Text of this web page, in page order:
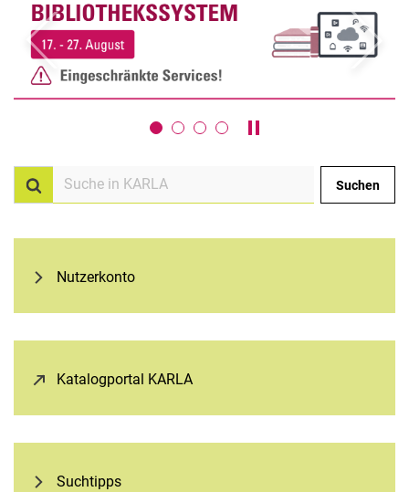
Karussell anhalten /
zurück weiter
Suche im Katalogportal KARLA
Suchen
Nutzerkonto
Katalogportal KARLA
Suchtipps